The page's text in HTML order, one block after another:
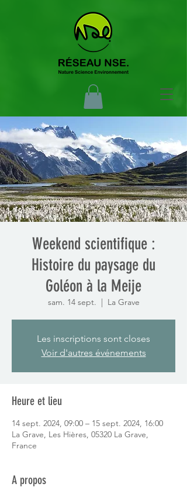
Weekend scientifique :
Histoire du paysage du
Goléon à la Meije
sam. 14 sept.
  |
La Grave
Les inscriptions sont closes
Voir d'autres événements
Heure et lieu
14 sept. 2024, 09:00 – 15 sept. 2024, 16:00
La Grave, Les Hières, 05320 La Grave,
France
A propos